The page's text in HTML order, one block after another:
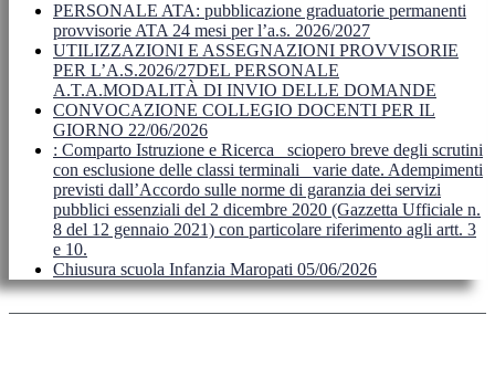
PERSONALE ATA: pubblicazione graduatorie permanenti
provvisorie ATA 24 mesi per l’a.s. 2026/2027
UTILIZZAZIONI E ASSEGNAZIONI PROVVISORIE
PER L’A.S.2026/27DEL PERSONALE
A.T.A.MODALITÀ DI INVIO DELLE DOMANDE
CONVOCAZIONE COLLEGIO DOCENTI PER IL
GIORNO 22/06/2026
: Comparto Istruzione e Ricerca_ sciopero breve degli scrutini
con esclusione delle classi terminali_ varie date. Adempimenti
previsti dall’Accordo sulle norme di garanzia dei servizi
pubblici essenziali del 2 dicembre 2020 (Gazzetta Ufficiale n.
8 del 12 gennaio 2021) con particolare riferimento agli artt. 3
e 10.
Chiusura scuola Infanzia Maropati 05/06/2026